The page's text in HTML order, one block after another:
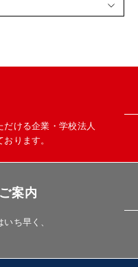
ける企業・学校法人
ります。
案内
ち早く、